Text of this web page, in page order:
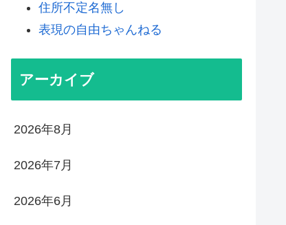
住所不定名無し
表現の自由ちゃんねる
アーカイブ
2026年8月
2026年7月
2026年6月